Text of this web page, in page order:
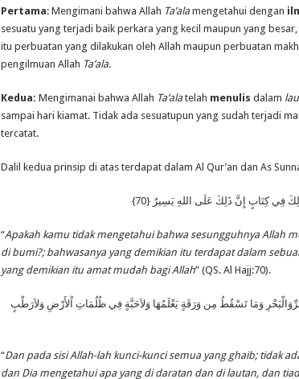
Pertama: Mengimani bahwa Allah Ta’alamengetahui dengan
sesuatu yang terjadi baik perkara yang kecil maupun yang
itu perbuatan yang dilakukan oleh Allah maupun perbuatan
pengilmuan Allah Ta’ala.
Kedua: Mengimanai bahwa Allah Ta’alatelah menulis dalam
sampai hari kiamat. Tidak ada sesuatupun yang sudah terjadi
tercatat.
Dalil kedua prinsip di atas terdapat dalam Al Qur’an dan As
فِي كِتَابٍ إِنَّ ذَلِكَ عَلَى اللهِ يَسِيرٌ {70}
“Apakah kamu tidak mengetahui bahwa sesungguhnya Allah
di bumi?; bahwasanya yang demikian itu terdapat dalam
yang demikian itu amat mudah bagi Allah” (QS. Al Hajj:70).
وَمَا تَسْقُطُ مِن وَرَقَةٍ يَعْلَمُهَا وَلاَحَبَّةٍ فِي ظُلُمَاتِ اْلأَرْضِ وَلاَرَطْبٍ
“Dan pada sisi Allah-lah kunci-kunci semua yang ghaib; tidak
dan Dia mengetahui apa yang di daratan dan di lautan, dan